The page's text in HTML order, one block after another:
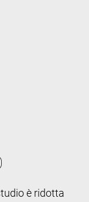
è ridotta